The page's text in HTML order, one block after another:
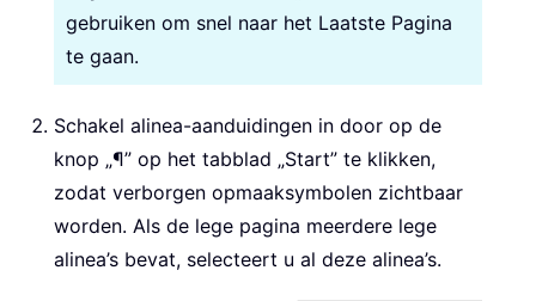
gebruiken om snel naar het Laatste Pagina
te gaan.
Schakel alinea-aanduidingen in door op de
knop „¶” op het tabblad „Start” te klikken,
zodat verborgen opmaaksymbolen zichtbaar
worden. Als de lege pagina meerdere lege
alinea’s bevat, selecteert u al deze alinea’s.